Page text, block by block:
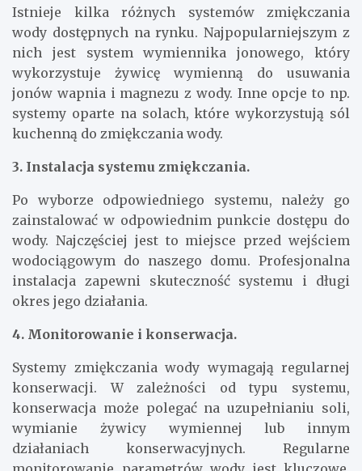
Istnieje kilka różnych systemów zmiękczania
wody dostępnych na rynku. Najpopularniejszym z
nich jest system wymiennika jonowego, który
wykorzystuje żywicę wymienną do usuwania
jonów wapnia i magnezu z wody. Inne opcje to np.
systemy oparte na solach, które wykorzystują sól
kuchenną do zmiękczania wody.
3. Instalacja systemu zmiękczania.
Po wyborze odpowiedniego systemu, należy go
zainstalować w odpowiednim punkcie dostępu do
wody. Najczęściej jest to miejsce przed wejściem
wodociągowym do naszego domu. Profesjonalna
instalacja zapewni skuteczność systemu i długi
okres jego działania.
4. Monitorowanie i konserwacja.
Systemy zmiękczania wody wymagają regularnej
konserwacji. W zależności od typu systemu,
konserwacja może polegać na uzupełnianiu soli,
wymianie żywicy wymiennej lub innym
działaniach konserwacyjnych. Regularne